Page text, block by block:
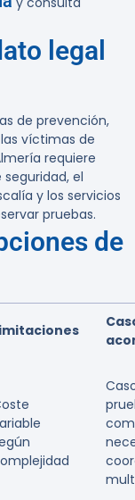
legal
de prevención,
víctimas de
requiere
el
y los servicios
pruebas.
de